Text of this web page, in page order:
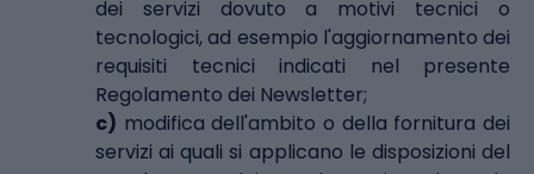
dei servizi dovuto a motivi tecnici o
tecnologici, ad esempio l'aggiornamento dei
requisiti tecnici indicati nel presente
Regolamento dei Newsletter;
c) modifica dell'ambito o della fornitura dei
servizi ai quali si applicano le disposizioni del